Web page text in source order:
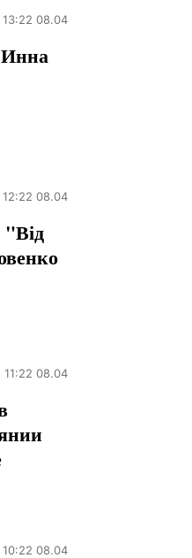
13:22 08.04
12:22 08.04
11:22 08.04
10:22 08.04